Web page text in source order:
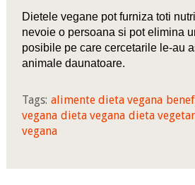
Dietele vegane pot furniza toti
nevoie o persoana si pot elimina
posibile pe care cercetarile le-au
animale daunatoare.
Tags: alimente dieta vegana
vegana dieta vegana dieta
vegana